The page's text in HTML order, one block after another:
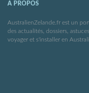
A PROPOS
AustralienZelande.fr est un
des actualités, dossiers,
voyager et s'installer en